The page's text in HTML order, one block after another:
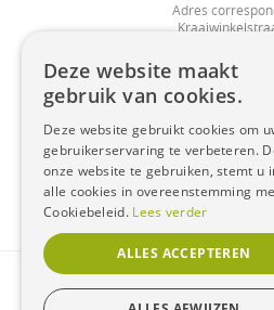
Adres
Tel:0475/
BTWNR:
REKNR: BE36 0018
© 2021 Bloemen Demaret.
Deze website maakt
gebruik van cookies.
Deze website gebruikt cookies om
gebruikerservaring te verbeteren.
onze website te gebruiken, stemt u
alle cookies in overeenstemming
Cookiebeleid. Lees verder
ALLES ACCEPTEREN